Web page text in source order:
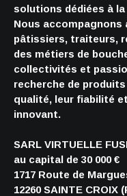
solutions dédiées à
Nous accompagnons
pâtissiers, traiteurs,
des métiers de
collectivités et
recherche de
qualité, leur fiabilité
innovant.
SARL VIRTUELLE
au capital de 30 000 €
1717 Route de
12260 SAINTE CROIX